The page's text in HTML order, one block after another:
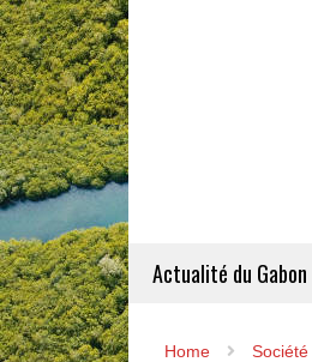
Actualité du Gabon
Home Société